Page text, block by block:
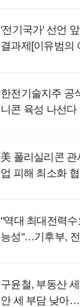
'전기국가' 선언
결과제[이유범의
한전기술지주
니콘 육성 나선다
美 폴리실리콘
업 피해 최소화
"역대 최대전력
능성"…기후부,
구윤철, 부동산
안 세 부담 낮아